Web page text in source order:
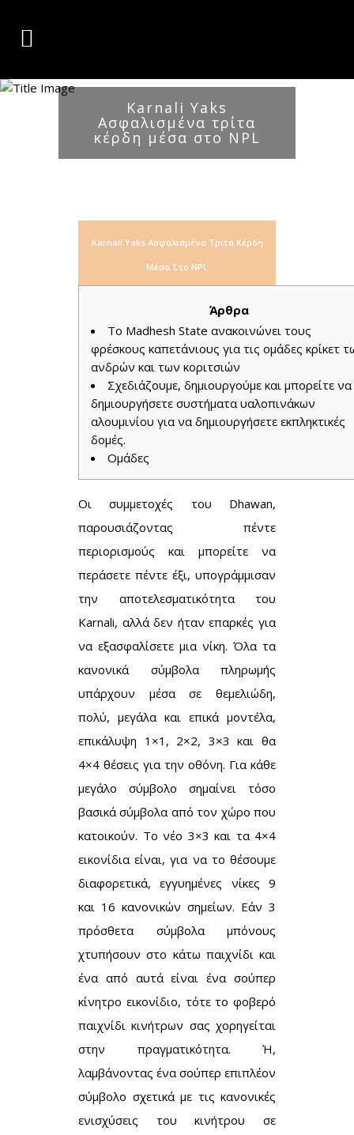
Karnali Yaks
Ασφαλισμένα τρίτα
κέρδη μέσα στο NPL
Karnali Yaks Ασφαλισμένα Τρίτα Κέρδη
Μέσα Στο NPL
Άρθρα
Το Madhesh State ανακοινώνει τους
φρέσκους καπετάνιους για τις ομάδες κρίκετ
ανδρών και των κοριτσιών
Σχεδιάζουμε, δημιουργούμε και μπορείτε να
δημιουργήσετε συστήματα υαλοπινάκων
αλουμινίου για να δημιουργήσετε εκπληκτικές
δομές.
Ομάδες
Οι συμμετοχές του Dhawan,
παρουσιάζοντας πέντε
περιορισμούς και μπορείτε να
περάσετε πέντε έξι, υπογράμμισαν
την αποτελεσματικότητα του
Karnali, αλλά δεν ήταν επαρκές για
να εξασφαλίσετε μια νίκη. Όλα τα
κανονικά σύμβολα πληρωμής
υπάρχουν μέσα σε θεμελιώδη,
πολύ, μεγάλα και επικά μοντέλα,
επικάλυψη 1×1, 2×2, 3×3 και θα
4×4 θέσεις για την οθόνη. Για κάθε
μεγάλο σύμβολο σημαίνει τόσο
βασικά σύμβολα από τον χώρο που
κατοικούν. Το νέο 3×3 και τα 4×4
εικονίδια είναι, για να το θέσουμε
διαφορετικά, εγγυημένες νίκες 9
και 16 κανονικών σημείων. Εάν 3
πρόσθετα σύμβολα μπόνους
χτυπήσουν στο κάτω παιχνίδι και
ένα από αυτά είναι ένα σούπερ
κίνητρο εικονίδιο, τότε το φοβερό
παιχνίδι κινήτρων σας χορηγείται
στην πραγματικότητα. Ή,
λαμβάνοντας ένα σούπερ επιπλέον
σύμβολο σχετικά με τις κανονικές
ενισχύσεις του κινήτρου σε